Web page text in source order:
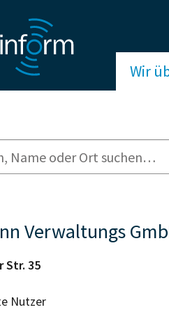
Wir
Verwaltungs
Str. 35
Nutzer